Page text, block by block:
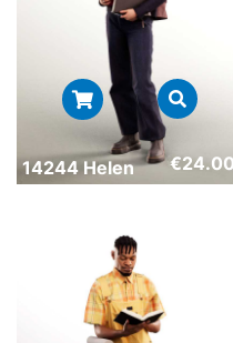
14244 Helen €24.00